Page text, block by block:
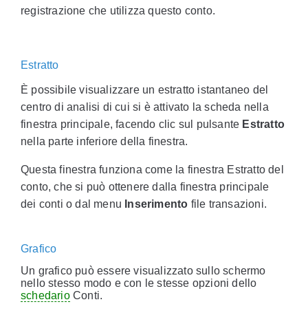
registrazione che utilizza questo conto.
Estratto
È possibile visualizzare un estratto istantaneo del
centro di analisi di cui si è attivato la scheda nella
finestra principale, facendo clic sul pulsante Estratto
nella parte inferiore della finestra.
Questa finestra funziona come la finestra Estratto del
conto, che si può ottenere dalla finestra principale
dei conti o dal menu Inserimento file transazioni.
Grafico
Un grafico può essere visualizzato sullo schermo
nello stesso modo e con le stesse opzioni dello
schedarioConti.